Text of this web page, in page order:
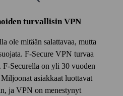
turvallisin VPN
ole mitään salattavaa, mutta
F‑Secure VPN turvaa
on yli 30 vuoden
asiakkaat luottavat
ja VPN on menestynyt